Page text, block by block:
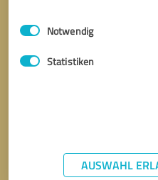
Impressum
Einwilligungsauswahl
Notwendig
Statistiken
AUSWAHL